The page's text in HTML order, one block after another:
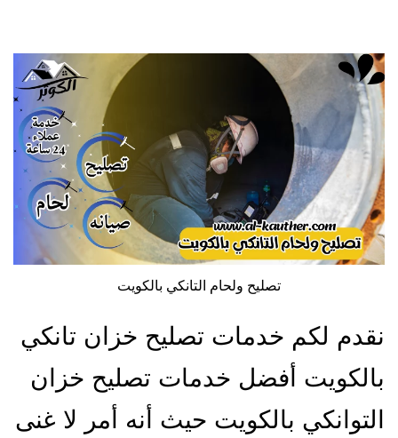
تصليح ولحام التانكي بالكويت
نقدم لكم خدمات تصليح خزان تانكي
بالكويت أفضل خدمات تصليح خزان
التوانكي بالكويت حيث أنه أمر لا غنى